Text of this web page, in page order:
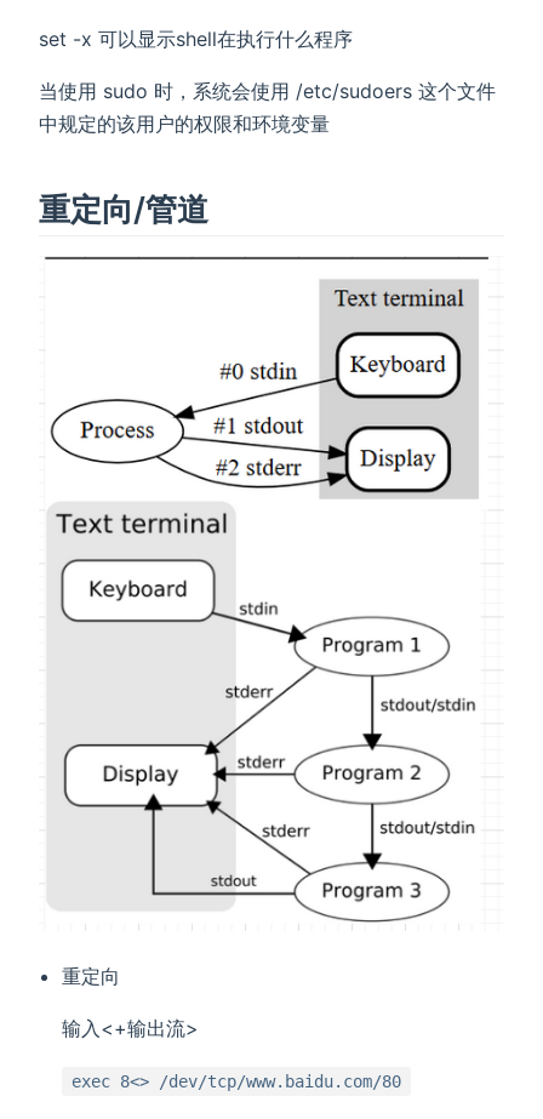
set -x 可以显示shell在执行什么程序
当使用 sudo 时，系统会使用 /etc/sudoers 这个文件
中规定的该用户的权限和环境变量
重定向/管道
重定向
输入<+输出流>
exec 8<> /dev/tcp/www.baidu.com/80